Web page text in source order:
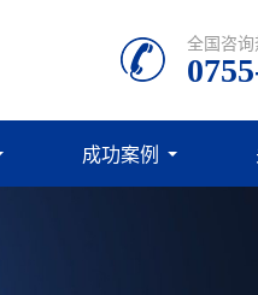
全国咨询
成功案例